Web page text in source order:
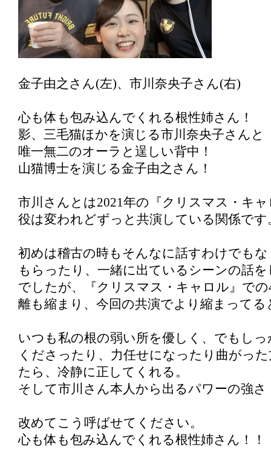
金子由之さん(左)、市川奈央子さん(右)
心も体も包み込んでくれる根性姉さん！
影、三毛猫ほかを演じる市川奈央子さんと
唯一無二のオーラと逞しい背中！
山猫博士を演じる金子由之さん！
市川さんとは2021年の『クリスマス・キ
役は変われどずっと共演している関係です
初めは稽古の時もそんなに話すわけでも
もらったり、一緒に出ているシーンの話
でしたが、『クリスマス・キャロル』で
離も縮まり、今回の共演でより縮まってる
いつも私の根の弱い所を優しく、でもし
くださったり、力任せになったり曲がっ
たら、冷静に正してくれる。
そして市川さん本人から出るパワーの強さ
改めてこう呼ばせてください。
心も体も包み込んでくれる根性姉さん！！